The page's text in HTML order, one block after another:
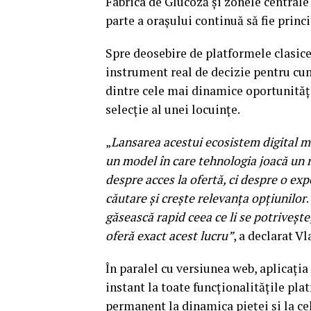
parte a orașului continuă să fie
Spre deosebire de platformele
instrument real de decizie pentru
dintre cele mai dinamice
selecție al unei locuințe.
„Lansarea acestui ecosistem digital
un model în care tehnologia joacă
despre acces la ofertă, ci despre o
căutare și crește relevanța opțiunilor.
găsească rapid ceea ce li se
oferă exact acest lucru”, a declarat
În paralel cu versiunea web, aplicația
instant la toate funcționalitățile
permanent la dinamica pieței și la